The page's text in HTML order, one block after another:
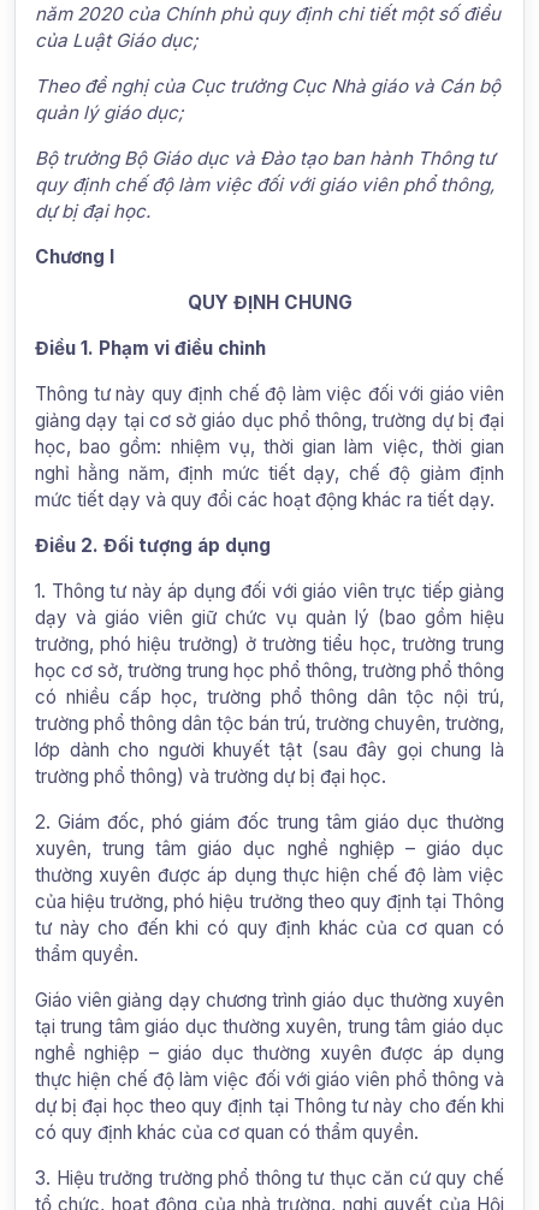
năm 2020 của Chính phủ quy định chi tiết một số điều
của Luật Giáo dục;
Theo đề nghị của Cục trưởng Cục Nhà giáo và Cán bộ
quản lý giáo dục;
Bộ trưởng Bộ Giáo dục và Đào tạo ban hành Thông tư
quy định chế độ làm việc đối với giáo viên phổ thông,
dự bị đại học.
Chương I
QUY ĐỊNH CHUNG
Điều 1. Phạm vi điều chỉnh
Thông tư này quy định chế độ làm việc đối với giáo viên
giảng dạy tại cơ sở giáo dục phổ thông, trường dự bị đại
học, bao gồm: nhiệm vụ, thời gian làm việc, thời gian
nghỉ hằng năm, định mức tiết dạy, chế độ giảm định
mức tiết dạy và quy đổi các hoạt động khác ra tiết dạy.
Điều 2. Đối tượng áp dụng
1. Thông tư này áp dụng đối với giáo viên trực tiếp giảng
dạy và giáo viên giữ chức vụ quản lý (bao gồm hiệu
trưởng, phó hiệu trưởng) ở trường tiểu học, trường trung
học cơ sở, trường trung học phổ thông, trường phổ thông
có nhiều cấp học, trường phổ thông dân tộc nội trú,
trường phổ thông dân tộc bán trú, trường chuyên, trường,
lớp dành cho người khuyết tật (sau đây gọi chung là
trường phổ thông) và trường dự bị đại học.
2. Giám đốc, phó giám đốc trung tâm giáo dục thường
xuyên, trung tâm giáo dục nghề nghiệp – giáo dục
thường xuyên được áp dụng thực hiện chế độ làm việc
của hiệu trưởng, phó hiệu trưởng theo quy định tại Thông
tư này cho đến khi có quy định khác của cơ quan có
thẩm quyền.
Giáo viên giảng dạy chương trình giáo dục thường xuyên
tại trung tâm giáo dục thường xuyên, trung tâm giáo dục
nghề nghiệp – giáo dục thường xuyên được áp dụng
thực hiện chế độ làm việc đối với giáo viên phổ thông và
dự bị đại học theo quy định tại Thông tư này cho đến khi
có quy định khác của cơ quan có thẩm quyền.
3. Hiệu trưởng trường phổ thông tư thục căn cứ quy chế
tổ chức, hoạt động của nhà trường, nghị quyết của Hội